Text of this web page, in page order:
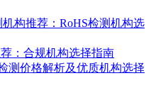
构推荐：RoHS检测机构选
：合规机构选择指南
测价格解析及优质机构选择